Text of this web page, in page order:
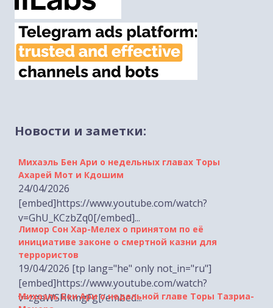
Новости и заметки:
Михаэль Бен Ари о недельных главах Торы
24/04/2026
[embed]https://www.youtube.com/watch?
v=GhU_KCzbZq0[/embed]...
Лимор Сон Хар-Мелех о принятом по её
инициативе законе о смертной казни для
террористов
19/04/2026 [tp lang="he" only not_in="ru"]
[embed]https://www.youtube.com/watch?
v=zgaWSHkmgFg[/embed...
Михаэль Бен Ари о недельной главе Торы Тазриа-
Мецора
17/04/2026